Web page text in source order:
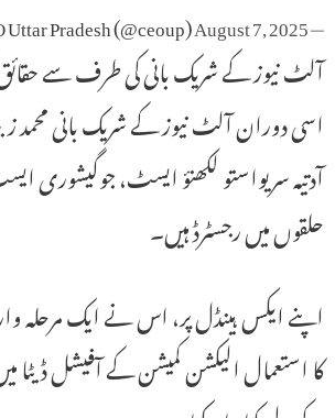
— CEO Uttar Pradesh (@ceoup)
August 7, 2025
آلٹ نیوز کے شریک بانی کی طرف سے
اسی دوران آلٹ نیوز کے شریک بانی محمد
آدتیہ سریواستو لکھنؤ ایسٹ، جوگیشوری
حلقوں میں رجسٹرڈ ہیں۔
اپنے ایکس ہینڈل پر، اس نے ایک مرحلہ
کا استعمال الیکشن کمیشن کے آفیشل ڈیٹا